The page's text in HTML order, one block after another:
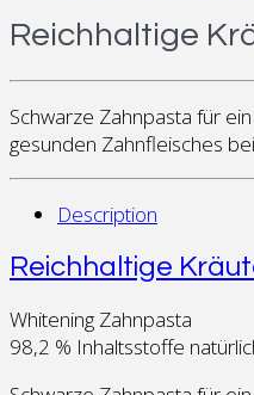
Reichhaltige
Schwarze Zahnpasta für
gesunden Zahnfleisches
Description
Reichhaltige
Whitening Zahnpasta
98,2 % Inhaltsstoffe